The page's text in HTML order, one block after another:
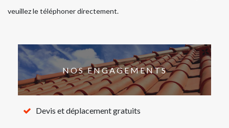
veuillez le téléphoner directement.
NOS ENGAGEMENTS
Devis et déplacement gratuits